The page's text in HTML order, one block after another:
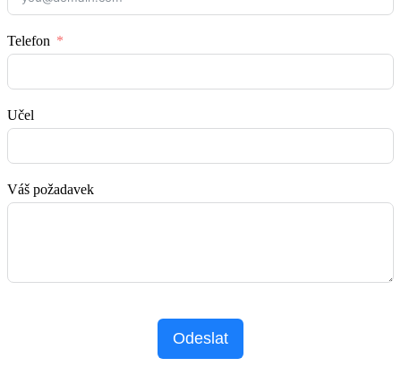
Telefon
Učel
Váš požadavek
Odeslat